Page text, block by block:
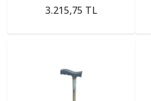
yürüteç
3.215,75 TL